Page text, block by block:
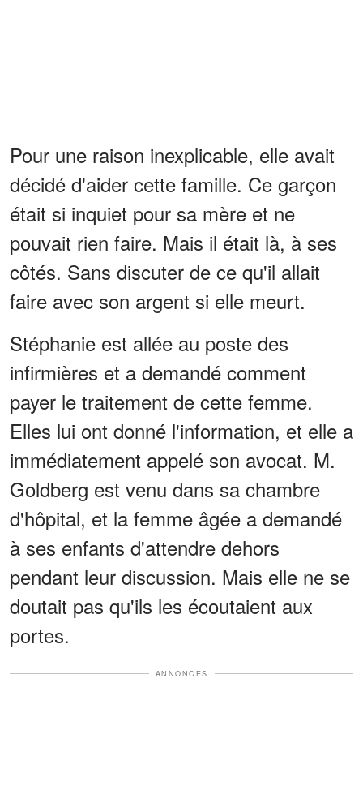
Pour une raison inexplicable, elle avait
décidé d'aider cette famille. Ce garçon
était si inquiet pour sa mère et ne
pouvait rien faire. Mais il était là, à ses
côtés. Sans discuter de ce qu'il allait
faire avec son argent si elle meurt.
Stéphanie est allée au poste des
infirmières et a demandé comment
payer le traitement de cette femme.
Elles lui ont donné l'information, et elle a
immédiatement appelé son avocat. M.
Goldberg est venu dans sa chambre
d'hôpital, et la femme âgée a demandé
à ses enfants d'attendre dehors
pendant leur discussion. Mais elle ne se
doutait pas qu'ils les écoutaient aux
portes.
ANNONCES